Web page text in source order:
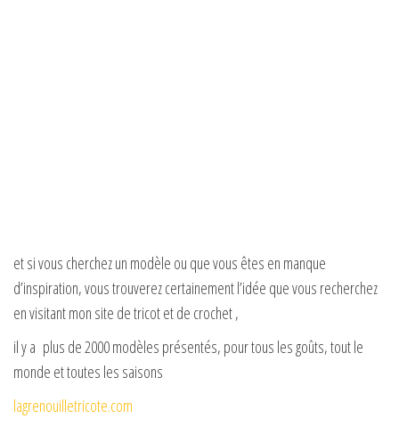
et si vous cherchez un modèle ou que vous êtes en manque
d’inspiration, vous trouverez certainement l’idée que vous recherchez
en visitant mon site de tricot et de crochet ,
il y a plus de 2000 modèles présentés, pour tous les goûts, tout le
monde et toutes les saisons
lagrenouilletricote.com